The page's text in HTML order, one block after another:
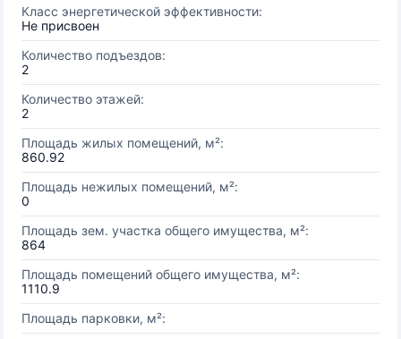
Класс энергетической эффективности:
Не присвоен
Количество подъездов:
2
Количество этажей:
2
Площадь жилых помещений, м²:
860.92
Площадь нежилых помещений, м²:
0
Площадь зем. участка общего имущества, м²:
864
Площадь помещений общего имущества, м²:
1110.9
Площадь парковки, м²: